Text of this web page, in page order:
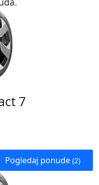
7
Pogledaj ponude (2)